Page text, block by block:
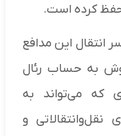
حفظ کرده است.
انتقال این مدافع
به حساب رئال
که می‌تواند به
نقل‌وانتقالاتی و